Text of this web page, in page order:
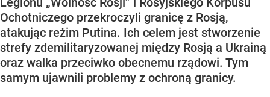
Ochotniczego przekroczyli granicę z Rosją,
atakując reżim Putina. Ich celem jest stworzenie
strefy zdemilitaryzowanej między Rosją a Ukrainą
oraz walka przeciwko obecnemu rządowi. Tym
samym ujawnili problemy z ochroną granicy.